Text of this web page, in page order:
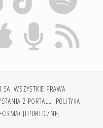
WSZYSTKIE PRAWA
Z PORTALU POLITYKA
PUBLICZNEJ